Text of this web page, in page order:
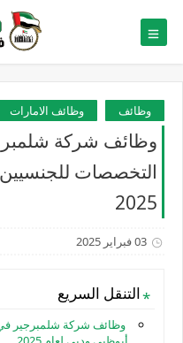
وظائف وظائف الامارات
وظائف شركة
التخصصات
2025
03 فبراير 2025
التنقل السريع
وظائف شركة شلمبرجير